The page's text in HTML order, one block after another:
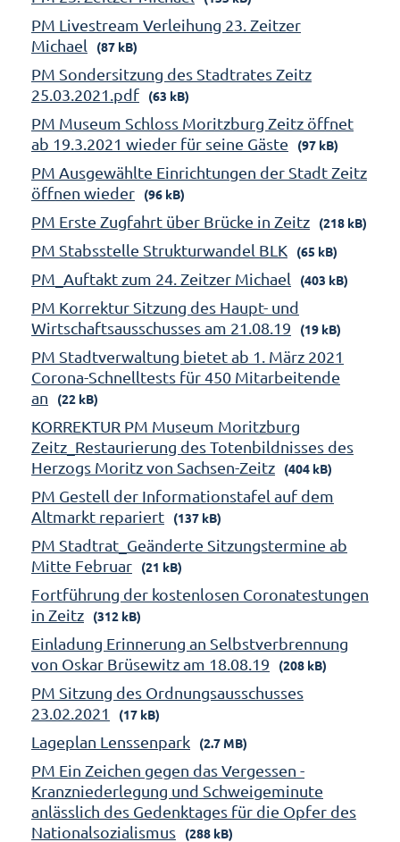
PM Livestream Verleihung 23. Zeitzer
Michael
(87 kB)
PM Sondersitzung des Stadtrates Zeitz
25.03.2021.pdf
(63 kB)
PM Museum Schloss Moritzburg Zeitz öffnet
ab 19.3.2021 wieder für seine Gäste
(97 kB)
PM Ausgewählte Einrichtungen der Stadt Zeitz
öffnen wieder
(96 kB)
PM Erste Zugfahrt über Brücke in Zeitz (218 kB)
PM Stabsstelle Strukturwandel BLK (65 kB)
PM_Auftakt zum 24. Zeitzer Michael (403 kB)
PM Korrektur Sitzung des Haupt- und
Wirtschaftsausschusses am 21.08.19
(19 kB)
PM Stadtverwaltung bietet ab 1. März 2021
Corona-Schnelltests für 450 Mitarbeitende
an
(22 kB)
KORREKTUR PM Museum Moritzburg
Zeitz_Restaurierung des Totenbildnisses des
Herzogs Moritz von Sachsen-Zeitz
(404 kB)
PM Gestell der Informationstafel auf dem
Altmarkt repariert
(137 kB)
PM Stadtrat_Geänderte Sitzungstermine ab
Mitte Februar
(21 kB)
Fortführung der kostenlosen Coronatestungen
in Zeitz
(312 kB)
Einladung Erinnerung an Selbstverbrennung
von Oskar Brüsewitz am 18.08.19
(208 kB)
PM Sitzung des Ordnungsausschusses
23.02.2021
(17 kB)
Lageplan Lenssenpark (2.7 MB)
PM Ein Zeichen gegen das Vergessen -
Kranzniederlegung und Schweigeminute
anlässlich des Gedenktages für die Opfer des
Nationalsozialismus
(288 kB)